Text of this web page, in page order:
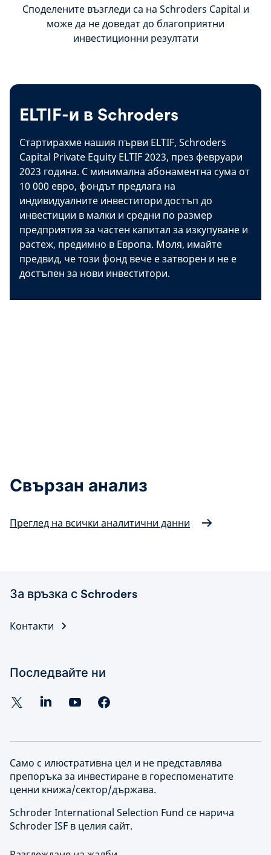
Споделените възгледи са на Schroders Capital и
може да не доведат до благоприятни
инвестиционни резултати
ELTIF-и в Schroders
Стартирахме нашия първи ELTIF, Schroders
Capital Private Equity ELTIF 2023, през февруари
2023 година. С минимална абонаментна сума от
10 000 евро, фондът предлага на
индивидуалните инвеститори достъп до
инвестиции в малки и средни по размер
предприятия за частен капитал за изкупуване и
растеж, предимно в Европа. Моля, имайте
предвид, че този фонд вече е затворен и не е
достъпен за нови инвеститори.
Свързан анализ
Преглед на всички аналитични данни
За връзка с Schroders
Контакти
Последвайте ни
Само с илюстративна цел и не представлява
препоръка за инвестиране в гореспоменатите
ценни книжа/сектор/държава.
Schroder International Selection Fund се нарича
Schroder ISF в целия сайт.